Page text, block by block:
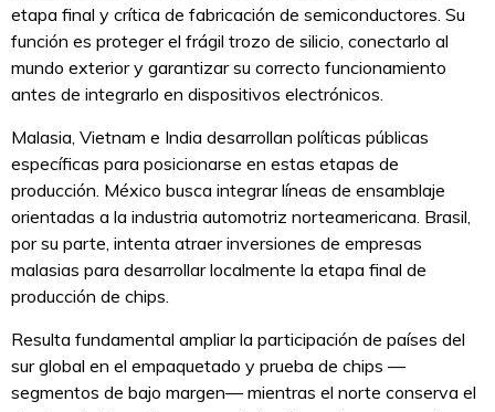
etapa final y crítica de fabricación de semiconductores. Su
función es proteger el frágil trozo de silicio, conectarlo al
mundo exterior y garantizar su correcto funcionamiento
antes de integrarlo en dispositivos electrónicos.
Malasia, Vietnam e India desarrollan políticas públicas
específicas para posicionarse en estas etapas de
producción. México busca integrar líneas de ensamblaje
orientadas a la industria automotriz norteamericana. Brasil,
por su parte, intenta atraer inversiones de empresas
malasias para desarrollar localmente la etapa final de
producción de chips.
Resulta fundamental ampliar la participación de países del
sur global en el empaquetado y prueba de chips —
segmentos de bajo margen— mientras el norte conserva el